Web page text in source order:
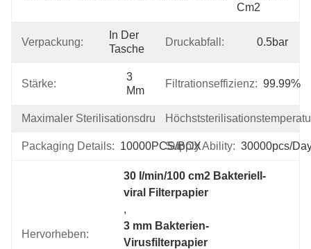
Cm2
Verpackung:
In Der
Tasche
Druckabfall: 0.5bar
Stärke:
3
Mm
Filtrationseffizienz: 99.99%
Maximaler Sterilisationsdruck: 2bar
Packaging Details: 10000PCS/BOXSupply Ability: 30000pcs/
Hervorheben:
30 l/min/100 cm2 Bakteriell-
viral Filterpapier
,
3 mm Bakterien-
Virusfilterpapier